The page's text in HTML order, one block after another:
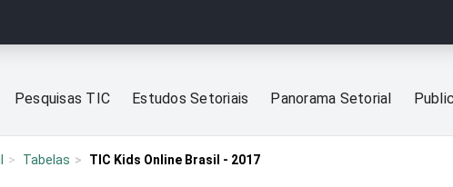
Pesquisas TIC Estudos Setoriais Panorama Setorial
Tabelas TIC Kids Online Brasil - 2017